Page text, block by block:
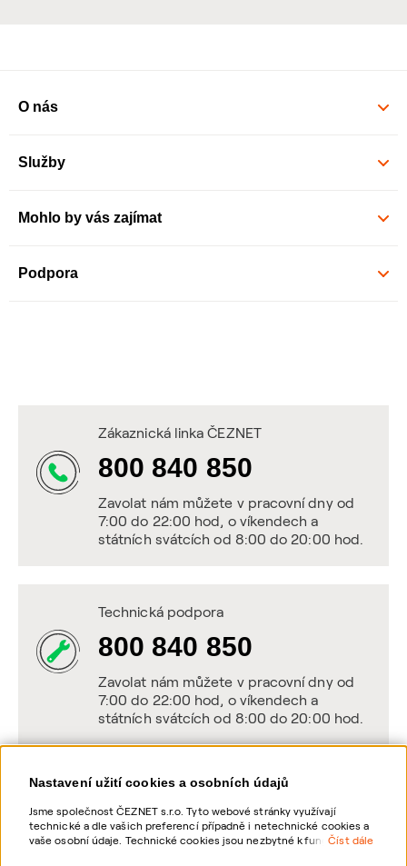
Nastavení užití cookies a osobních údajů
Jsme společnost ČEZNET s.r.o. Tyto webové stránky využívají
technické a dle vašich preferencí případně i netechnické cookies a
vaše osobní údaje. Technické cookies jsou nezbytné k fungování
Číst dále
O nás
Služby
Mohlo by vás zajímat
Podpora
Zákaznická linka ČEZNET
800 840 850
Zavolat nám můžete v pracovní dny od
7:00 do 22:00 hod, o víkendech a
státních svátcích od 8:00 do 20:00 hod.
Technická podpora
800 840 850
Zavolat nám můžete v pracovní dny od
7:00 do 22:00 hod, o víkendech a
státních svátcích od 8:00 do 20:00 hod.
Napište nám
POSLAT VZKAZ